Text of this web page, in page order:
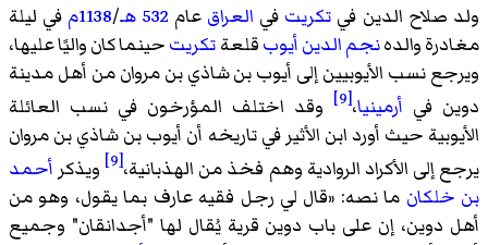
ولد صلاح الدين في تكريت في العراق عام 532 هـ /1138م
في ليلة
مغادرة والدهنجم الدين أيوبقلعةتكريتحينما كان واليًا عليها،
ويرجع نسب الأيوبيين إلى أيوب بن شاذي بن مروان من أهل مدينة
دوين في أرمينيا،[9]
وقد اختلف المؤرخون في نسب العائلة
الأيوبية حيث أورد ابن الأثير في تاريخه أن أيوب بن شاذي بن مروان
يرجع إلى الأكراد الروادية وهم فخذ من الهذبانية،[9] ويذكر أحمد
بن خلكان ما نصه: «قال لي رجل فقيه عارف بما يقول، وهو من
أهل دوين، إن على باب دوين قرية يُقال لها "أجدانقان" وجميع